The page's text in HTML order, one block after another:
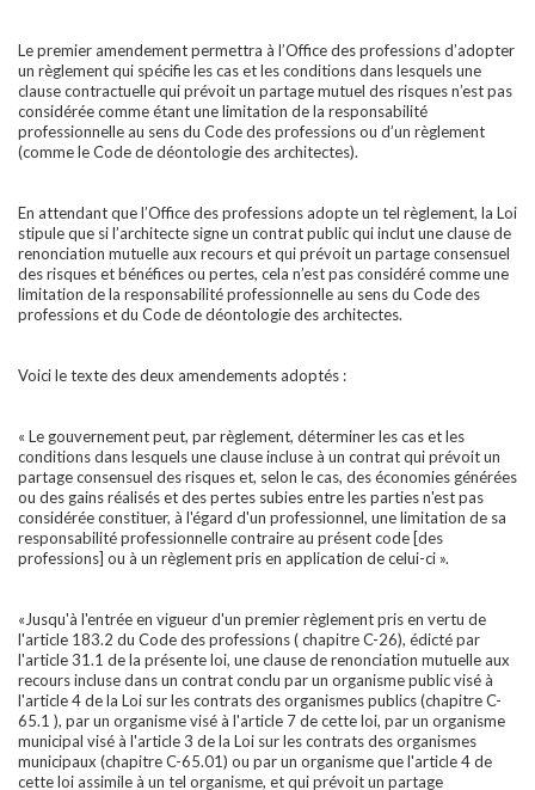
Le premier amendement permettra à l’Office des professions d’adopter
un règlement qui spécifie les cas et les conditions dans lesquels une
clause contractuelle qui prévoit un partage mutuel des risques n’est pas
considérée comme étant une limitation de la responsabilité
professionnelle au sens du Code des professions ou d’un règlement
(comme le Code de déontologie des architectes).
En attendant que l’Office des professions adopte un tel règlement, la Loi
stipule que si l’architecte signe un contrat public qui inclut une clause de
renonciation mutuelle aux recours et qui prévoit un partage consensuel
des risques et bénéfices ou pertes, cela n’est pas considéré comme une
limitation de la responsabilité professionnelle au sens du Code des
professions et du Code de déontologie des architectes.
Voici le texte des deux amendements adoptés :
« Le gouvernement peut, par règlement, déterminer les cas et les
conditions dans lesquels une clause incluse à un contrat qui prévoit un
partage consensuel des risques et, selon le cas, des économies générées
ou des gains réalisés et des pertes subies entre les parties n'est pas
considérée constituer, à l'égard d'un professionnel, une limitation de sa
responsabilité professionnelle contraire au présent code [des
professions] ou à un règlement pris en application de celui-ci ».
«Jusqu'à l'entrée en vigueur d'un premier règlement pris en vertu de
l'article 183.2 du Code des professions ( chapitre C-26), édicté par
l'article 31.1 de la présente loi, une clause de renonciation mutuelle aux
recours incluse dans un contrat conclu par un organisme public visé à
l'article 4 de la Loi sur les contrats des organismes publics (chapitre C-
65.1 ), par un organisme visé à l'article 7 de cette loi, par un organisme
municipal visé à l'article 3 de la Loi sur les contrats des organismes
municipaux (chapitre C-65.01) ou par un organisme que l'article 4 de
cette loi assimile à un tel organisme, et qui prévoit un partage